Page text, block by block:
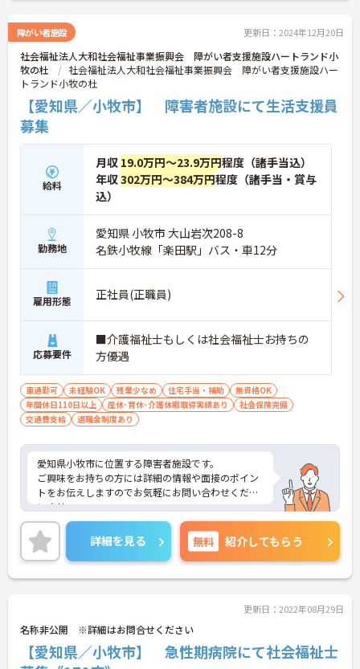
障がい者施設 更新日：2024年12月20日
社会福祉法人大和社会福祉事業振興会 障がい者支援施設ハートランド小
牧の杜
社会福祉法人大和社会福祉事業振興会 障がい者支援施設ハー
トランド小牧の杜
【愛知県／小牧市】 障害者施設にて生活支援員
募集
給料
月収 19.0万円～23.9万円程度（諸手当込）
年収302万円～384万円程度（諸手当・賞与
込）
勤務地
愛知県 小牧市 大山岩次208-8
名鉄小牧線「楽田駅」バス・車12分
雇用形態 正社員(正職員)
応募要件
■介護福祉士もしくは社会福祉士お持ちの
方優遇
車通勤可 未経験OK 残業少なめ 住宅手当・補助
無資格OK
年間休日110日以上
産休･育休･介護休暇取得実績あり
社会保険完備
交通費支給
退職金制度あり
愛知県小牧市に位置する障害者施設です。
ご興味をお持ちの方には詳細の情報や面接のポイン
トをお伝えしますのでお気軽にお問い合わせくださ
いませ。
詳細を見る 無料 紹介してもらう
更新日：2022年08月29日
名称非公開 ※詳細はお問合せください
【愛知県／小牧市】 急性期病院にて社会福祉士